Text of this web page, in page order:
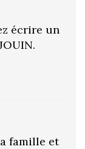
écrire un
famille et